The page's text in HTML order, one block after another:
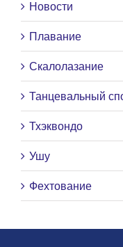
Новости
Плавание
Скалолазание
Танцевальный
Тхэквондо
Ушу
Фехтование